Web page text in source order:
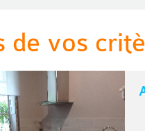
de vos